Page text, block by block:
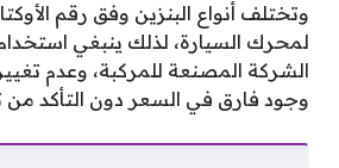
وتختلف أنواع البنزين وفق رقم
لمحرك السيارة، لذلك ينبغي
الشركة المصنعة للمركبة، وعدم
وجود فارق في السعر دون التأكد